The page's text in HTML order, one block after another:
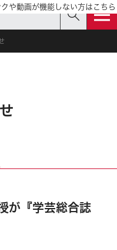
が『学芸総合誌
クや動画が機能しない方はこちら